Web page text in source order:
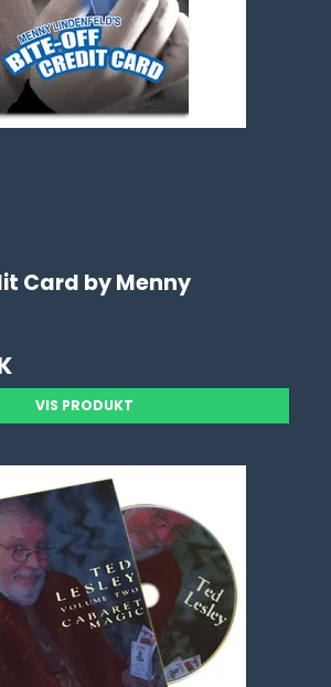
Card by Menny
VIS PRODUKT